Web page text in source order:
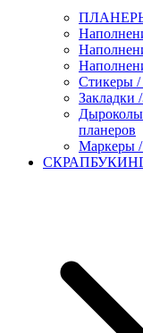
ПЛАНЕРЫ
Стикеры /
Закладки
планеров
Маркеры